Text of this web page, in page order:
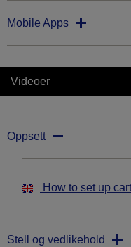
Mobile Apps
Videoer
Oppsett
How to set up
Stell og vedlikehold